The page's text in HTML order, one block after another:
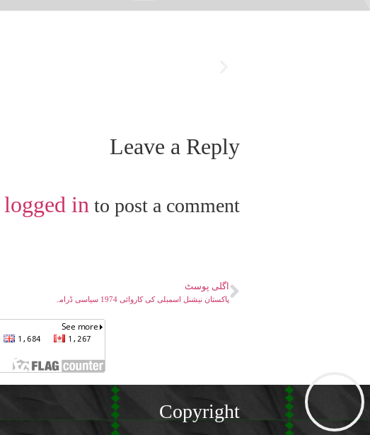
Leave a Reply
logged in to post a comment.
اگلی پوسٹ
پاکستان نیشنل اسمبلی کی کاروائی 1974 سیاسی ڈرامہ
Copyright